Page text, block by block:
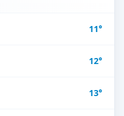
11°
12°
13°